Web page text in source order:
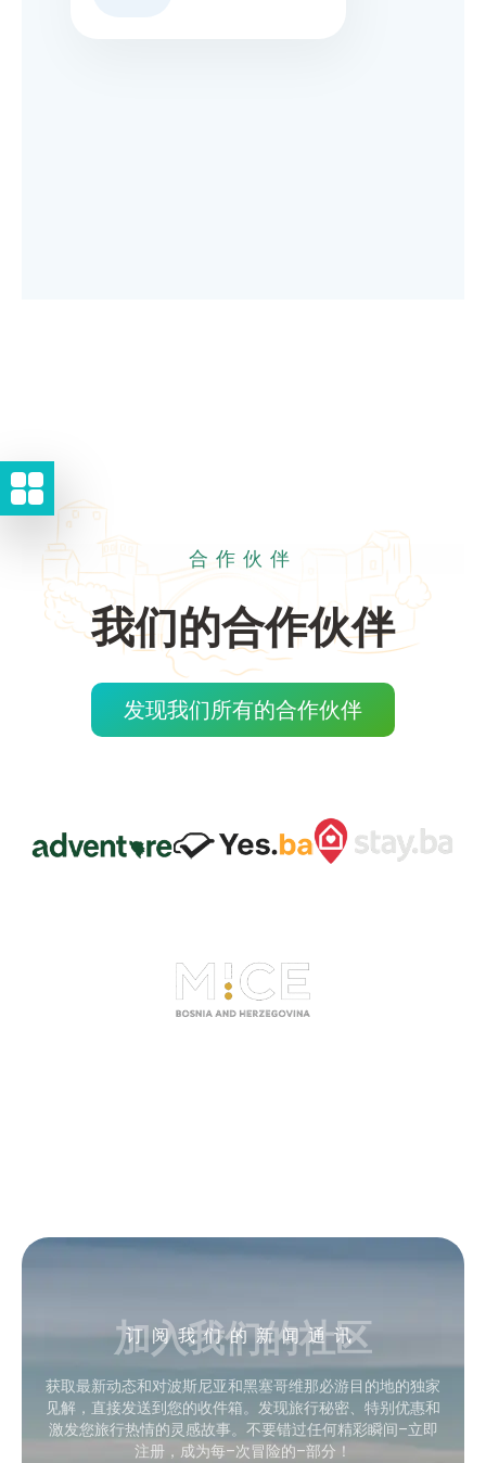
合作伙伴
我们的合作伙伴
发现我们所有的合作伙伴
订阅我们的新闻通讯
加入我们的社区
获取最新动态和对波斯尼亚和黑塞哥维那必游目的地的独家
见解，直接发送到您的收件箱。发现旅行秘密、特别优惠和
激发您旅行热情的灵感故事。不要错过任何精彩瞬间–立即
注册，成为每–次冒险的–部分！